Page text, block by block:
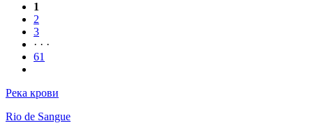
1
2
3
· · ·
61
Река крови
Rio de Sangue